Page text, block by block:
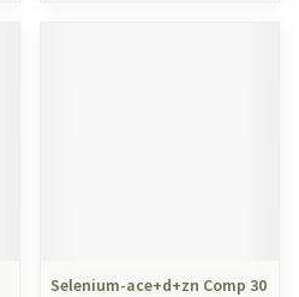
Selenium-ace+d+zn Comp 30